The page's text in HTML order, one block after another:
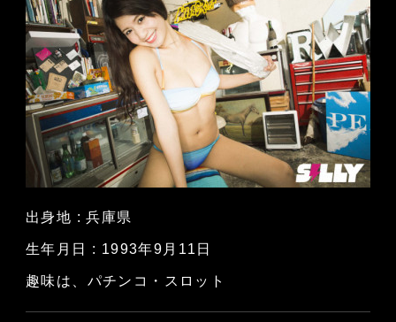
出身地 : 兵庫県
生年月日 : 1993年9月11日
趣味は、パチンコ・スロット